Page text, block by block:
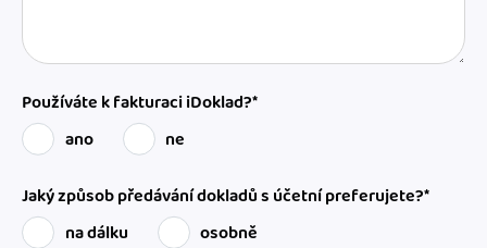
Používáte k fakturaci iDoklad?*
ano
ne
Jaký způsob předávání dokladů s účetní preferujete?*
na dálku
osobně